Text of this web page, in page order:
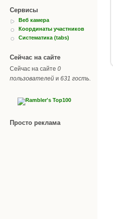
Сервисы
Веб камера
Координаты участников
Систематика (tabs)
Сейчас на сайте
Сейчас на сайте 0
пользователей и 631 гость.
Просто реклама